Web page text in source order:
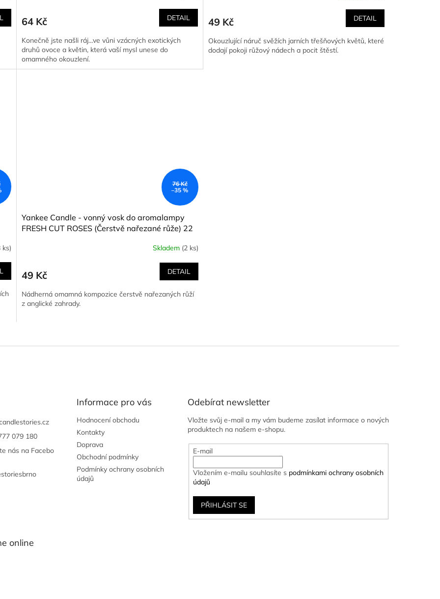
64 Kč DETAIL
Konečně jste našli ráj…ve vůni vzácných exotických
druhů ovoce a květin, která vaší mysl unese do
omamného okouzlení.
49 Kč DETAIL
Okouzlující náruč svěžích jarních třešňových květů, které
dodají pokoji růžový nádech a pocit štěstí.
ks)
76 Kč
–35 %
Yankee Candle - vonný vosk do aromalampy
FRESH CUT ROSES (Čerstvě nařezané růže) 22
Skladem (2 ks)
49 Kč DETAIL
Nádherná omamná kompozice čerstvě nařezaných růží
z anglické zahrady.
v
í
r
v
ý
p
079 180
nás na Facebo
Informace pro vás
Hodnocení obchodu
Kontakty
Doprava
Obchodní podmínky
Podmínky ochrany osobních
údajů
Odebírat newsletter
Vložte svůj e-mail a my vám budeme zasílat informace o nových
produktech na našem e-shopu.
E-mail
Vložením e-mailu souhlasíte s podmínkami ochrany osobních
údajů
PŘIHLÁSIT SE
online